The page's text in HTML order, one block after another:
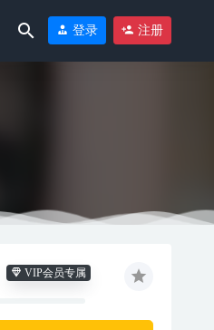
登录 注册
VIP会员专属